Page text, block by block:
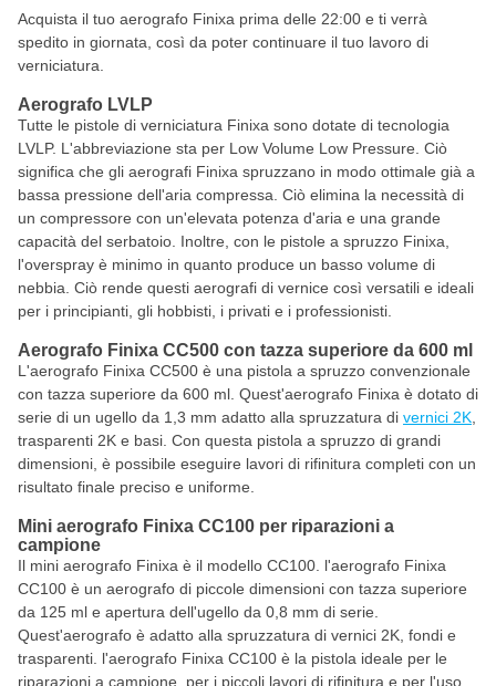
Acquista il tuo aerografo Finixa prima delle 22:00 e ti verrà
spedito in giornata, così da poter continuare il tuo lavoro di
verniciatura.
Aerografo LVLP
Tutte le pistole di verniciatura Finixa sono dotate di tecnologia
LVLP. L'abbreviazione sta per Low Volume Low Pressure. Ciò
significa che gli aerografi Finixa spruzzano in modo ottimale già a
bassa pressione dell'aria compressa. Ciò elimina la necessità di
un compressore con un'elevata potenza d'aria e una grande
capacità del serbatoio. Inoltre, con le pistole a spruzzo Finixa,
l'overspray è minimo in quanto produce un basso volume di
nebbia. Ciò rende questi aerografi di vernice così versatili e ideali
per i principianti, gli hobbisti, i privati e i professionisti.
Aerografo Finixa CC500 con tazza superiore da 600 ml
L'aerografo Finixa CC500 è una pistola a spruzzo convenzionale
con tazza superiore da 600 ml. Quest'aerografo Finixa è dotato di
serie di un ugello da 1,3 mm adatto alla spruzzatura di vernici 2K
trasparenti 2K e basi. Con questa pistola a spruzzo di grandi
dimensioni, è possibile eseguire lavori di rifinitura completi con un
risultato finale preciso e uniforme.
Mini aerografo Finixa CC100 per riparazioni a
campione
Il mini aerografo Finixa è il modello CC100. l'aerografo Finixa
CC100 è un aerografo di piccole dimensioni con tazza superiore
da 125 ml e apertura dell'ugello da 0,8 mm di serie.
Quest'aerografo è adatto alla spruzzatura di vernici 2K, fondi e
trasparenti. l'aerografo Finixa CC100 è la pistola ideale per le
riparazioni a campione, per i piccoli lavori di rifinitura e per l'uso